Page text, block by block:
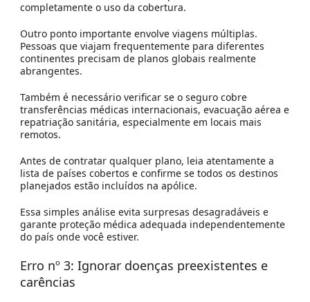
completamente o uso da cobertura.
Outro ponto importante envolve viagens múltiplas.
Pessoas que viajam frequentemente para diferentes
continentes precisam de planos globais realmente
abrangentes.
Também é necessário verificar se o seguro cobre
transferências médicas internacionais, evacuação aérea e
repatriação sanitária, especialmente em locais mais
remotos.
Antes de contratar qualquer plano, leia atentamente a
lista de países cobertos e confirme se todos os destinos
planejados estão incluídos na apólice.
Essa simples análise evita surpresas desagradáveis e
garante proteção médica adequada independentemente
do país onde você estiver.
Erro nº 3: Ignorar doenças preexistentes e
carências